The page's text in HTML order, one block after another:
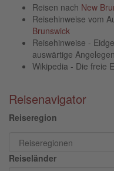
Reisen nach New
Reisehinweise vom
Brunswick
Reisehinweise -
auswärtige
Wikipedia - Die freie
Reisenavigator
Reiseregion
Reiseländer